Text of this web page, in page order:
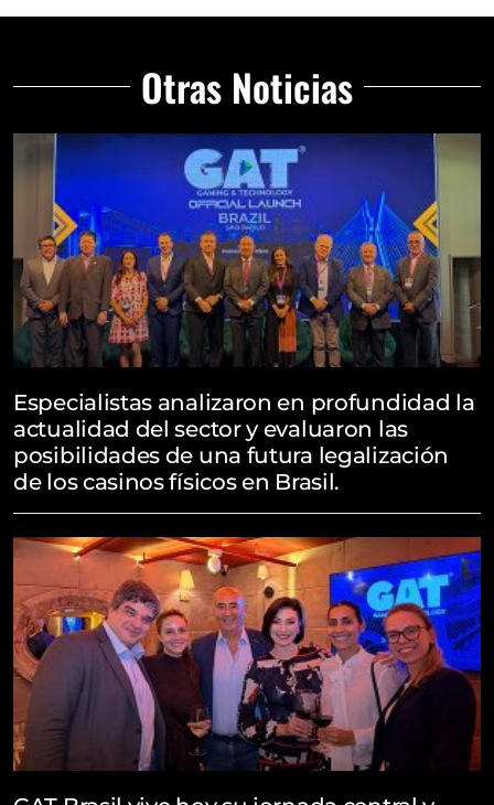
Otras Noticias
Especialistas analizaron en profundidad la
actualidad del sector y evaluaron las
posibilidades de una futura legalización
de los casinos físicos en Brasil.